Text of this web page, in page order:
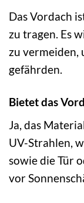
Das Vordach
zu tragen. Es
zu vermeiden,
gefährden.
Bietet das
Ja, das
UV-Strahlen,
sowie die Tür
vor